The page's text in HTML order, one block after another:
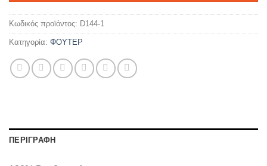
Κωδικός προϊόντος: D144-1
Κατηγορία: ΦΟΥΤΕΡ
ΠΕΡΙΓΡΑΦΉ